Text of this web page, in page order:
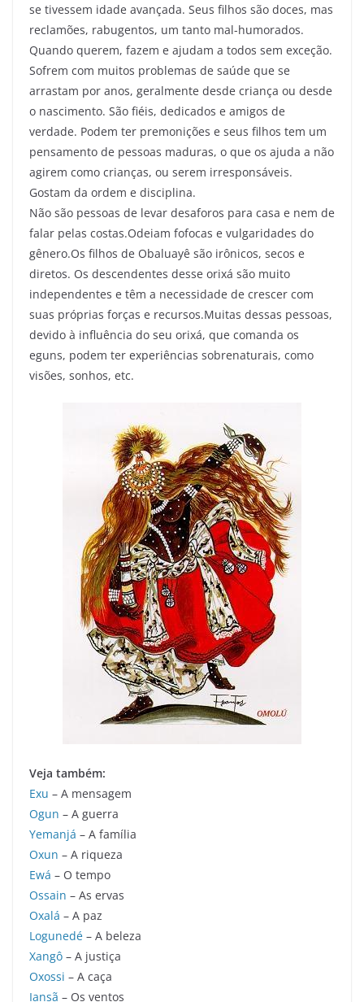
se tivessem idade avançada. Seus filhos são doces, mas
reclamões, rabugentos, um tanto mal-humorados.
Quando querem, fazem e ajudam a todos sem exceção.
Sofrem com muitos problemas de saúde que se
arrastam por anos, geralmente desde criança ou desde
o nascimento. São fiéis, dedicados e amigos de
verdade. Podem ter premonições e seus filhos tem um
pensamento de pessoas maduras, o que os ajuda a não
agirem como crianças, ou serem irresponsáveis.
Gostam da ordem e disciplina.
Não são pessoas de levar desaforos para casa e nem de
falar pelas costas.Odeiam fofocas e vulgaridades do
gênero.Os filhos de Obaluayê são irônicos, secos e
diretos. Os descendentes desse orixá são muito
independentes e têm a necessidade de crescer com
suas próprias forças e recursos.Muitas dessas pessoas,
devido à influência do seu orixá, que comanda os
eguns, podem ter experiências sobrenaturais, como
visões, sonhos, etc.
Veja também:
Exu – A mensagem
Ogun – A guerra
Yemanjá – A família
Oxun – A riqueza
Ewá – O tempo
Ossain – As ervas
Oxalá – A paz
Logunedé – A beleza
Xangô – A justiça
Oxossi – A caça
Iansã – Os ventos